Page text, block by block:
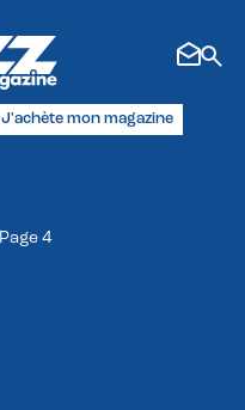
J'achète mon magazine
Page 4